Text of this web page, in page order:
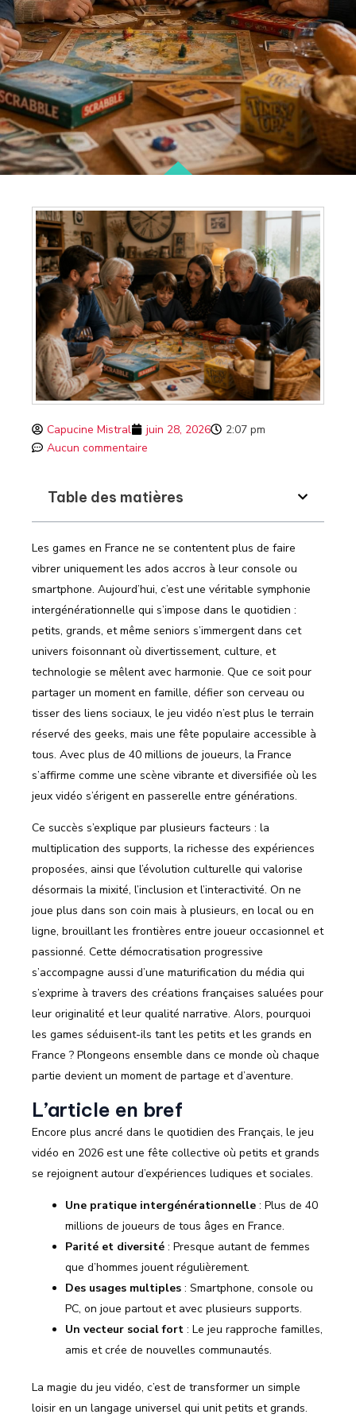
Capucine Mistral juin 28, 2026
2:07 pm
Aucun commentaire
Table des matières
Les games en France ne se contentent plus de faire
vibrer uniquement les ados accros à leur console ou
smartphone. Aujourd’hui, c’est une véritable symphonie
intergénérationnelle qui s’impose dans le quotidien :
petits, grands, et même seniors s’immergent dans cet
univers foisonnant où divertissement, culture, et
technologie se mêlent avec harmonie. Que ce soit pour
partager un moment en famille, défier son cerveau ou
tisser des liens sociaux, le jeu vidéo n’est plus le terrain
réservé des geeks, mais une fête populaire accessible à
tous. Avec plus de 40 millions de joueurs, la France
s’affirme comme une scène vibrante et diversifiée où les
jeux vidéo s’érigent en passerelle entre générations.
Ce succès s’explique par plusieurs facteurs : la
multiplication des supports, la richesse des expériences
proposées, ainsi que l’évolution culturelle qui valorise
désormais la mixité, l’inclusion et l’interactivité. On ne
joue plus dans son coin mais à plusieurs, en local ou en
ligne, brouillant les frontières entre joueur occasionnel et
passionné. Cette démocratisation progressive
s’accompagne aussi d’une maturification du média qui
s’exprime à travers des créations françaises saluées pour
leur originalité et leur qualité narrative. Alors, pourquoi
les games séduisent-ils tant les petits et les grands en
France ? Plongeons ensemble dans ce monde où chaque
partie devient un moment de partage et d’aventure.
L’article en bref
Encore plus ancré dans le quotidien des Français, le jeu
vidéo en 2026 est une fête collective où petits et grands
se rejoignent autour d’expériences ludiques et sociales.
Une pratique intergénérationnelle : Plus de 40
millions de joueurs de tous âges en France.
Parité et diversité : Presque autant de femmes
que d’hommes jouent régulièrement.
Des usages multiples : Smartphone, console ou
PC, on joue partout et avec plusieurs supports.
Un vecteur social fort : Le jeu rapproche familles,
amis et crée de nouvelles communautés.
La magie du jeu vidéo, c’est de transformer un simple
loisir en un langage universel qui unit petits et grands.